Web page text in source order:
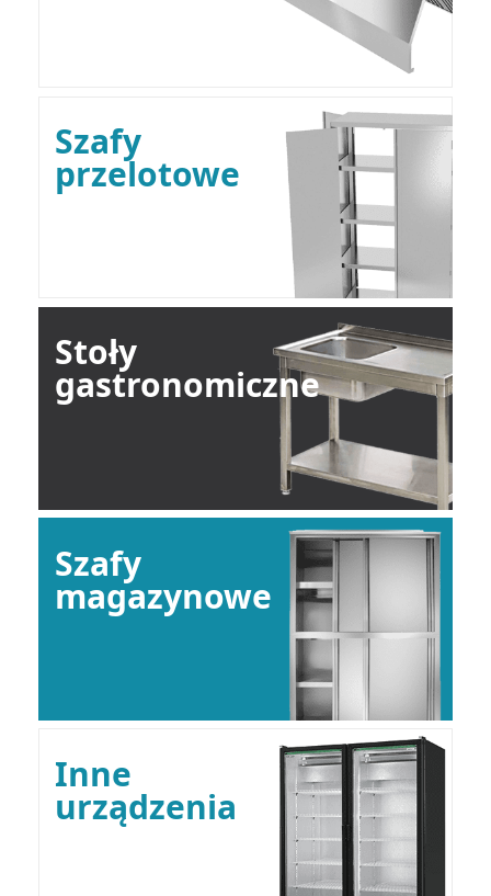
Szafy
przelotowe
Stoły
gastronomiczne
Szafy
magazynowe
Inne
urządzenia